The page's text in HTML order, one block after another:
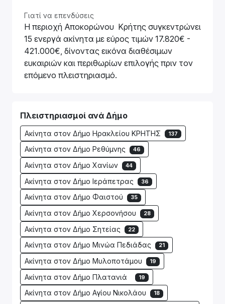
Γιατί να επενδύσεις
Η περιοχή Αποκορώνου Κρήτης συγκεντρώνει
15 ενεργά ακίνητα με εύρος τιμών 17.820€ -
421.000€, δίνοντας εικόνα διαθέσιμων
ευκαιριών και περιθωρίων επιλογής πριν τον
επόμενο πλειστηριασμό.
Πλειστηριασμοί ανά Δήμο
Ακίνητα στον Δήμο Ηρακλείου ΚΡΗΤΗΣ 137
Ακίνητα στον Δήμο Ρεθύμνης 46
Ακίνητα στον Δήμο Χανίων 44
Ακίνητα στον Δήμο Ιεράπετρας 36
Ακίνητα στον Δήμο Φαιστού 35
Ακίνητα στον Δήμο Χερσονήσου 28
Ακίνητα στον Δήμο Σητείας 22
Ακίνητα στον Δήμο Μινώα Πεδιάδας 21
Ακίνητα στον Δήμο Μυλοποτάμου 19
Ακίνητα στον Δήμο Πλατανιά 19
Ακίνητα στον Δήμο Αγίου Νικολάου 18